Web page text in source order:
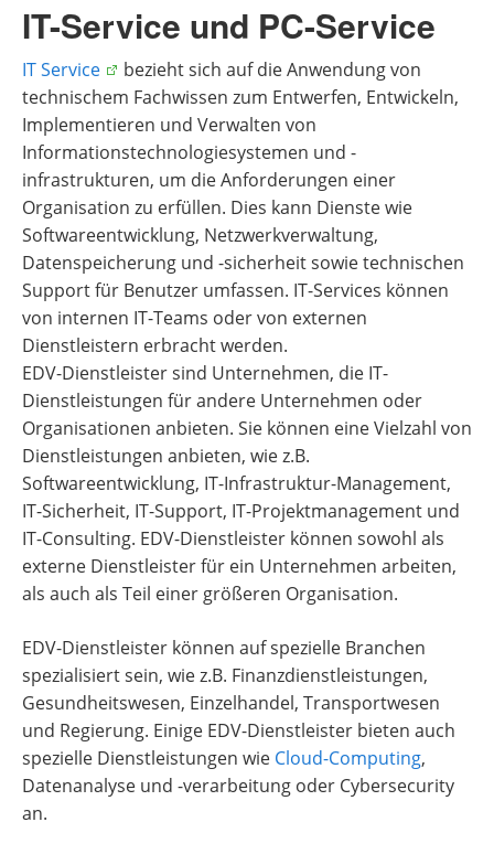
IT-Service und PC-Service
IT Service
bezieht sich auf die Anwendung von
technischem Fachwissen zum Entwerfen, Entwickeln,
Implementieren und Verwalten von
Informationstechnologiesystemen und -
infrastrukturen, um die Anforderungen einer
Organisation zu erfüllen. Dies kann Dienste wie
Softwareentwicklung, Netzwerkverwaltung,
Datenspeicherung und -sicherheit sowie technischen
Support für Benutzer umfassen. IT-Services können
von internen IT-Teams oder von externen
Dienstleistern erbracht werden.
EDV-Dienstleister sind Unternehmen, die IT-
Dienstleistungen für andere Unternehmen oder
Organisationen anbieten. Sie können eine Vielzahl von
Dienstleistungen anbieten, wie z.B.
Softwareentwicklung, IT-Infrastruktur-Management,
IT-Sicherheit, IT-Support, IT-Projektmanagement und
IT-Consulting. EDV-Dienstleister können sowohl als
externe Dienstleister für ein Unternehmen arbeiten,
als auch als Teil einer größeren Organisation.
EDV-Dienstleister können auf spezielle Branchen
spezialisiert sein, wie z.B. Finanzdienstleistungen,
Gesundheitswesen, Einzelhandel, Transportwesen
und Regierung. Einige EDV-Dienstleister bieten auch
spezielle Dienstleistungen wie Cloud-Computing,
Datenanalyse und -verarbeitung oder Cybersecurity
an.